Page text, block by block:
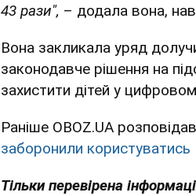
43 рази", – додала вона,
Вона закликала уряд
законодавче рішення на
захистити дітей у
Раніше OBOZ.UA
заборонили
Тільки перевірена